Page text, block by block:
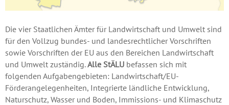
Die vier Staatlichen Ämter für Landwirtschaft und Umwelt sind
für den Vollzug bundes- und landesrechtlicher Vorschriften
sowie Vorschriften der EU aus den Bereichen Landwirtschaft
und Umwelt zuständig.Alle StÄLU befassen sich mit
folgenden Aufgabengebieten: Landwirtschaft/EU-
Förderangelegenheiten, Integrierte ländliche Entwicklung,
Naturschutz, Wasser und Boden, Immissions- und Klimaschutz